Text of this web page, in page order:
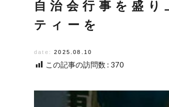
自治会行事を盛
ティーを
date: 2025.08.10
この記事の訪問数 : 370